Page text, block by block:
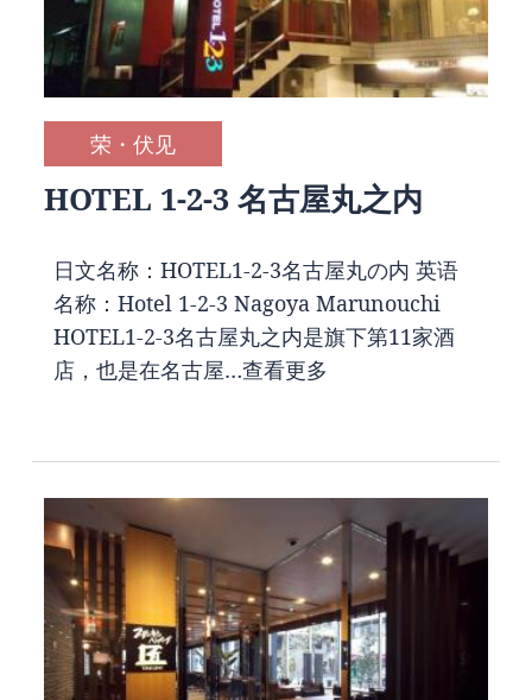
荣・伏见
HOTEL 1-2-3 名古屋丸之内
日文名称：HOTEL1-2-3名古屋丸の内 英语
名称：Hotel 1-2-3 Nagoya Marunouchi
HOTEL1-2-3名古屋丸之内是旗下第11家酒
店，也是在名古屋…查看更多